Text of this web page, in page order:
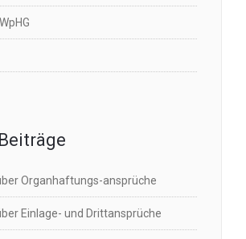
Organhaftungs-ansprüche
Einlage- und Drittansprüche